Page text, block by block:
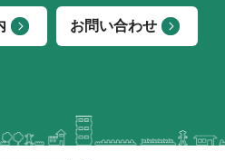
お問い合わせ